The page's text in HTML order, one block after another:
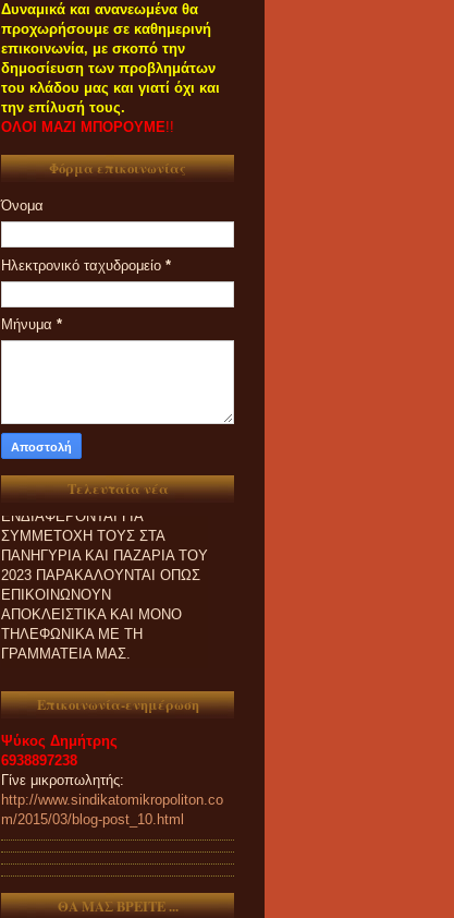
Δυναμικά και ανανεωμένα θα
προχωρήσουμε σε καθημερινή
επικοινωνία, με σκοπό την
δημοσίευση των προβλημάτων
του κλάδου μας και γιατί όχι και
την επίλυσή τους.
ΟΛΟΙ ΜΑΖΙ ΜΠΟΡΟΥΜΕ!!
Φόρμα επικοινωνίας
Όνομα
Ηλεκτρονικό ταχυδρομείο *
Μήνυμα *
Τελευταία νέα
ΟΙ ΣΥΝΑΔΕΛΦΟΙ ΠΟΥ
ΕΝΔΙΑΦΕΡΟΝΤΑΙ ΓΙΑ
ΣΥΜΜΕΤΟΧΗ ΤΟΥΣ ΣΤΑ
ΠΑΝΗΓΥΡΙΑ ΚΑΙ ΠΑZΑΡΙΑ ΤΟΥ
2023 ΠΑΡΑΚΑΛΟΥΝΤΑΙ ΟΠΩΣ
ΕΠΙΚΟΙΝΩΝΟΥΝ
ΑΠΟΚΛΕΙΣΤΙΚΑ ΚΑΙ ΜΟΝΟ
ΤΗΛΕΦΩΝΙΚΑ ΜΕ ΤΗ
ΓΡΑΜΜΑΤΕΙΑ ΜΑΣ.
Επικοινωνία-ενημέρωση
Ψύκος Δημήτρης
6938897238
Γίνε μικροπωλητής:
http://www.sindikatomikropoliton.co
m/2015/03/blog-post_10.html
ΘΑ ΜΑΣ ΒΡΕΙΤΕ ...